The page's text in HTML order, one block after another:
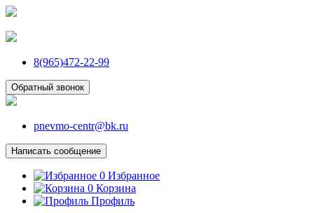
8(965)472-22-99
Обратный звонок
pnevmo-centr@bk.ru
Написать сообщение
0 Избранное
0 Корзина
Профиль